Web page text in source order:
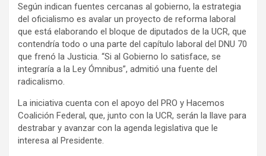
Según indican fuentes cercanas al gobierno, la estrategia
del oficialismo es avalar un proyecto de reforma laboral
que está elaborando el bloque de diputados de la UCR, que
contendría todo o una parte del capítulo laboral del DNU 70
que frenó la Justicia. “Si al Gobierno lo satisface, se
integraría a la Ley Ómnibus”, admitió una fuente del
radicalismo.
La iniciativa cuenta con el apoyo del PRO y Hacemos
Coalición Federal, que, junto con la UCR, serán la llave para
destrabar y avanzar con la agenda legislativa que le
interesa al Presidente.